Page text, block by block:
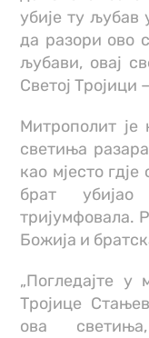
убије ту
да разори ово
љубави, овај
Светој Тројици
Митрополит је
светиња
као мјесто
брат
тријумфовала.
Божија и
„Погледајте у
Тројице
ова